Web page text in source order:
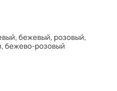
бежевый, розовый,
бежево-розовый